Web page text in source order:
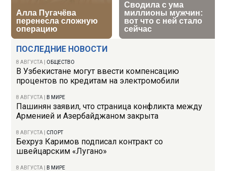
ПОСЛЕДНИЕ НОВОСТИ
8 АВГУСТА ОБЩЕСТВО
В Узбекистане могут ввести компенсацию
процентов по кредитам на электромобили
8 АВГУСТА В МИРЕ
Пашинян заявил, что страница конфликта между
Арменией и Азербайджаном закрыта
8 АВГУСТА СПОРТ
Бехруз Каримов подписал контракт со
швейцарским «Лугано»
8 АВГУСТА В МИРЕ